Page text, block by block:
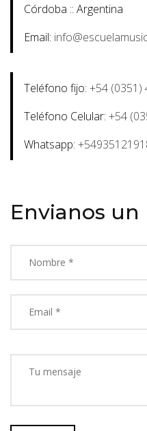
Córdoba :: Argentina
Email:
Teléfono fijo: +54 (0351)
Teléfono Celular: +54
Whatsapp:
Envianos un